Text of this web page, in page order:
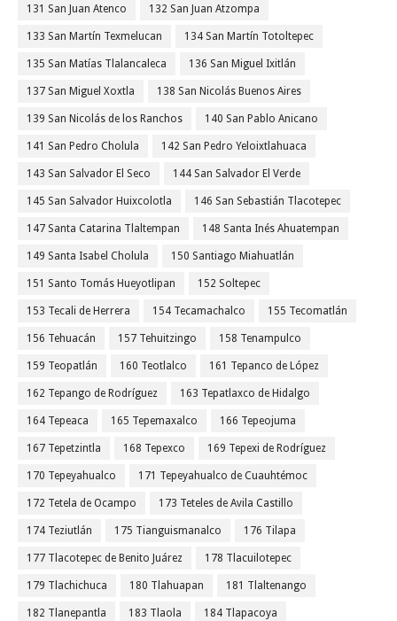
131 San Juan Atenco 132 San Juan Atzompa
133 San Martín Texmelucan 134 San Martín Totoltepec
135 San Matías Tlalancaleca 136 San Miguel Ixitlán
137 San Miguel Xoxtla 138 San Nicolás Buenos Aires
139 San Nicolás de los Ranchos 140 San Pablo Anicano
141 San Pedro Cholula 142 San Pedro Yeloixtlahuaca
143 San Salvador El Seco 144 San Salvador El Verde
145 San Salvador Huixcolotla 146 San Sebastián Tlacotepec
147 Santa Catarina Tlaltempan 148 Santa Inés Ahuatempan
149 Santa Isabel Cholula 150 Santiago Miahuatlán
151 Santo Tomás Hueyotlipan 152 Soltepec
153 Tecali de Herrera 154 Tecamachalco 155 Tecomatlán
156 Tehuacán 157 Tehuitzingo 158 Tenampulco
159 Teopatlán 160 Teotlalco 161 Tepanco de López
162 Tepango de Rodríguez 163 Tepatlaxco de Hidalgo
164 Tepeaca 165 Tepemaxalco 166 Tepeojuma
167 Tepetzintla 168 Tepexco 169 Tepexi de Rodríguez
170 Tepeyahualco 171 Tepeyahualco de Cuauhtémoc
172 Tetela de Ocampo 173 Teteles de Avila Castillo
174 Teziutlán 175 Tianguismanalco 176 Tilapa
177 Tlacotepec de Benito Juárez 178 Tlacuilotepec
179 Tlachichuca 180 Tlahuapan 181 Tlaltenango
182 Tlanepantla 183 Tlaola 184 Tlapacoya